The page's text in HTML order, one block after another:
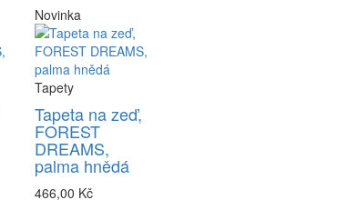
Novinka
Tapety
Tapeta na zeď,
FOREST
DREAMS,
palma hnědá
466,00 Kč